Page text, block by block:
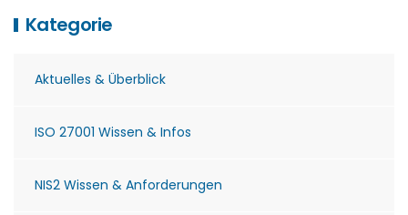
Kategorie
Aktuelles & Überblick
ISO 27001 Wissen & Infos
NIS2 Wissen & Anforderungen